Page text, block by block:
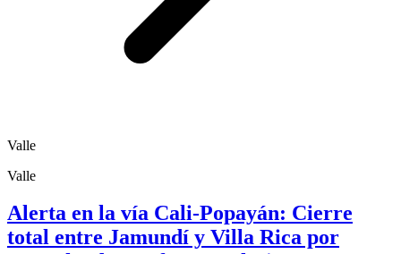
Valle
Valle
Alerta en la vía Cali-Popayán: Cierre
total entre Jamundí y Villa Rica por